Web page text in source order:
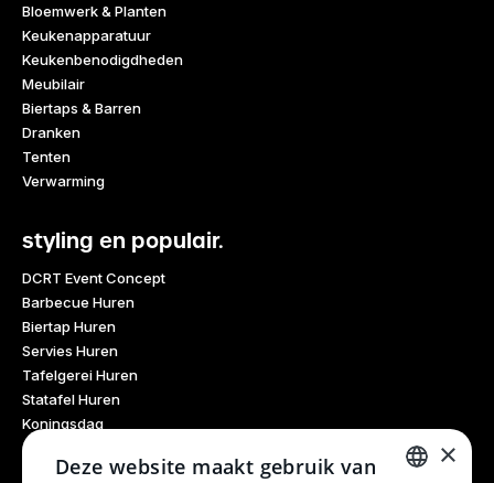
Bloemwerk & Planten
Keukenapparatuur
Keukenbenodigdheden
Meubilair
Biertaps & Barren
Dranken
Tenten
Verwarming
styling en populair.
DCRT Event Concept
Barbecue Huren
Biertap Huren
Servies Huren
Tafelgerei Huren
Statafel Huren
Koningsdag
Glaswerk Huren
Feestdagen
×
Deze website maakt gebruik van